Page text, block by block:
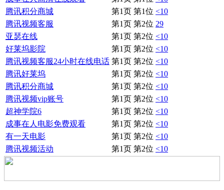
腾讯积分商城
第1页 第1位 <10
腾讯视频客服
第1页 第2位 29
亚瑟在线
第1页 第2位 <10
好莱坞影院
第1页 第2位 <10
腾讯视频客服24小时在线电话 第1页 第2位 <10
腾讯好莱坞
第1页 第2位 <10
腾讯积分商城
第1页 第2位 <10
腾讯视频vip账号
第1页 第2位 <10
超神学院6
第1页 第2位 <10
成事在人电影免费观看
第1页 第2位 <10
有一天电影
第1页 第2位 <10
腾讯视频活动
第1页 第2位 <10